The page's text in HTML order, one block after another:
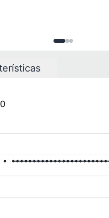
ImagenImagen
Imagen